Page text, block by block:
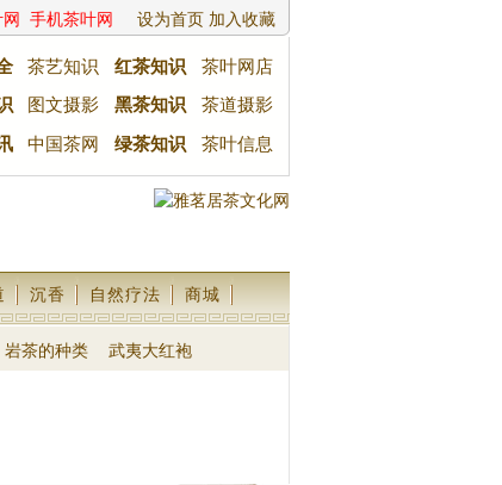
手机茶叶网 设为首页 加入收藏
茶艺知识 红茶知识
茶叶网店
图文摄影 黑茶知识 茶道摄影
中国茶网 绿茶知识 茶叶信息
沉香 自然疗法 商城
岩茶的种类 武夷大红袍